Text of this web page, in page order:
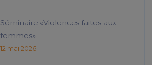
Séminaire «Violences faites aux
femmes»
12 mai 2026